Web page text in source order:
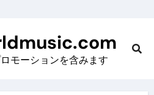
モーションを含みます